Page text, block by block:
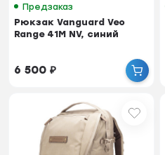
Предзаказ
Рюкзак Vanguard Veo
Range 41M NV, синий
6 500₽